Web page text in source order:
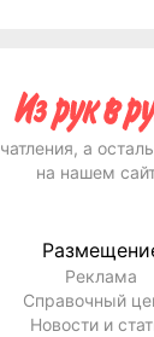
а
на нашем
Реклама
Справочный
Новости и